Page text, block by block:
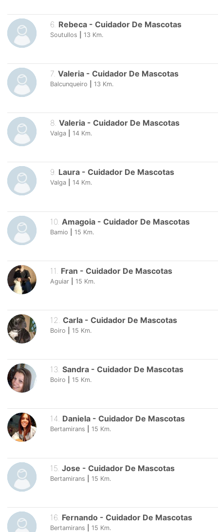
6 Rebeca - Cuidador De Mascotas
Soutullos 13 Km.
7. Valeria - Cuidador De Mascotas
Balcunqueiro 13 Km.
8. Valeria - Cuidador De Mascotas
Valga 14 Km.
9. Laura - Cuidador De Mascotas
Valga 14 Km.
10. Amagoia - Cuidador De Mascotas
Bamio 15 Km.
11 Fran - Cuidador De Mascotas
Aguiar 15 Km.
12 Carla - Cuidador De Mascotas
Boiro 15 Km.
13. Sandra - Cuidador De Mascotas
Boiro 15 Km.
14. Daniela - Cuidador De Mascotas
Bertamirans 15 Km.
15 Jose - Cuidador De Mascotas
Bertamirans 15 Km.
16 Fernando - Cuidador De Mascotas
Bertamirans 15 Km.